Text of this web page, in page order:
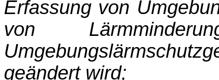
Erfassung von
von
geändert wird;